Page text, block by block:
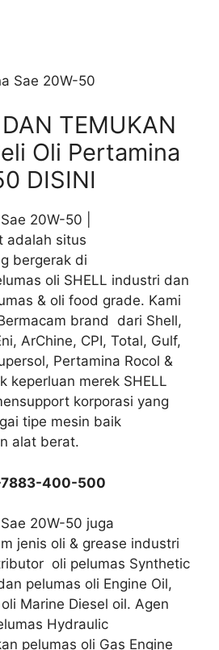
TEMUKAN
Oli Pertamina
DISINI
20W-50 |
adalah situs
bergerak di
oli SHELL industri dan
& oli food grade. Kami
brand dari Shell,
ArChine, CPI, Total, Gulf,
Pertamina Rocol &
keperluan merek SHELL
korporasi yang
tipe mesin baik
alat berat.
400-500
20W-50 juga
jenis oli & grease industri
oli pelumas Synthetic
pelumas oli Engine Oil,
Marine Diesel oil. Agen
Hydraulic
pelumas oli Gas Engine